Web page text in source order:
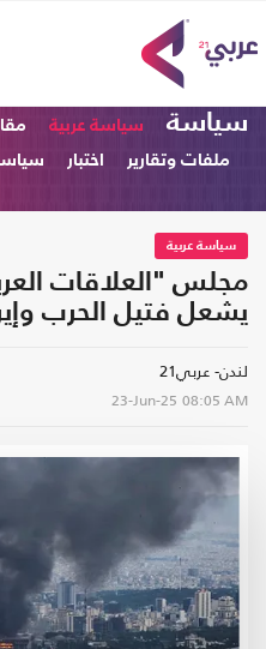
سياسة سياسة عربية
ملفات وتقارير
اختبار
سياسة عربية
مجلس "العلاقات
يشعل فتيل الحرب
لندن- عربي21
23-Jun-25 08:05 AM